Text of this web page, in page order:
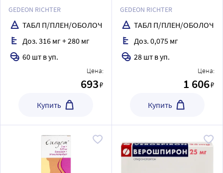
GEDEON RICHTER
ТАБЛ П/ПЛЕН/ОБОЛОЧ
Доз. 316 мг + 280 мг
60 шт в уп.
Цена:
693₽
Купить
GEDEON RICHTER
ТАБЛ П/ПЛЕН/ОБОЛОЧ
Доз. 0,075 мг
28 шт в уп.
Цена:
1 606₽
Купить